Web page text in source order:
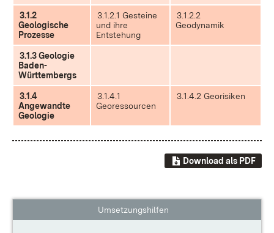
3.1.2
Geologische
Prozesse
3.1.2.1 Gesteine
und ihre
Entstehung
3.1.2.2
Geodynamik
3.1.3 Geologie
Baden-
Württembergs
3.1.4
Angewandte
Geologie
3.1.4.1
Georessourcen
3.1.4.2 Georisiken
Download als PDF
Umsetzungshilfen